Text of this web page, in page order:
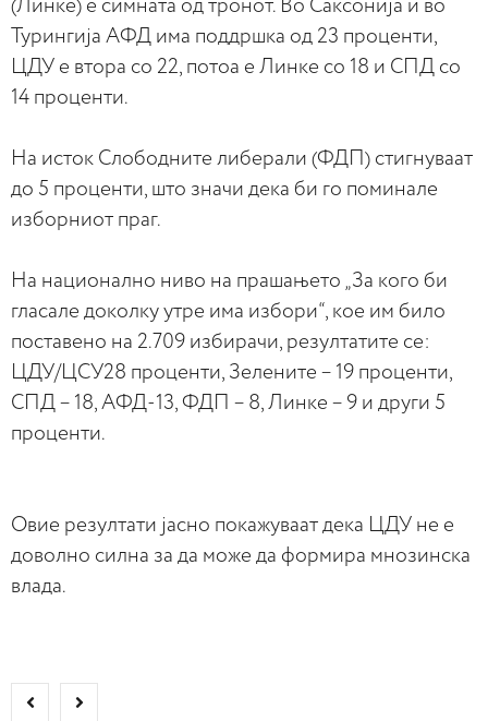
(Линке) е симната од тронот. Во Саксонија и во
Турингија АФД има поддршка од 23 проценти,
ЦДУ е втора со 22, потоа е Линке со 18 и СПД со
14 проценти.
На исток Слободните либерали (ФДП) стигнуваат
до 5 проценти, што значи дека би го поминале
изборниот праг.
На национално ниво на прашањето „За кого би
гласале доколку утре има избори“, кое им било
поставено на 2.709 избирачи, резултатите се:
ЦДУ/ЦСУ28 проценти, Зелените – 19 проценти,
СПД – 18, АФД-13, ФДП – 8, Линке – 9 и други 5
проценти.
Овие резултати јасно покажуваат дека ЦДУ не е
доволно силна за да може да формира мнозинска
влада.